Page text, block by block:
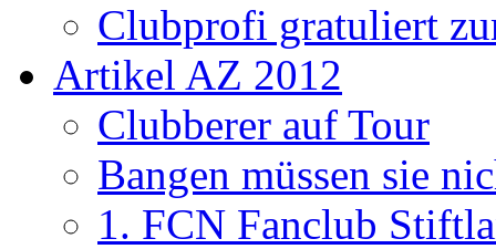
Clubprofi gratuliert
Artikel AZ 2012
Clubberer auf Tour
Bangen müssen sie
1. FCN Fanclub